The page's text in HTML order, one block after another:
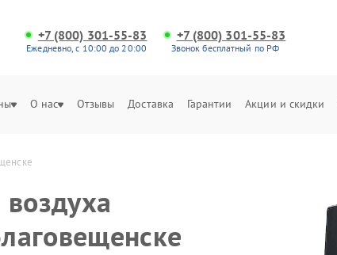
+7 (800) 301-55-83
Ежедневно, с 10:00 до 20:00
+7 (800) 301-55-83
Звонок бесплатный по РФ
О нас Отзывы Доставка Гарантии Акции и скидки